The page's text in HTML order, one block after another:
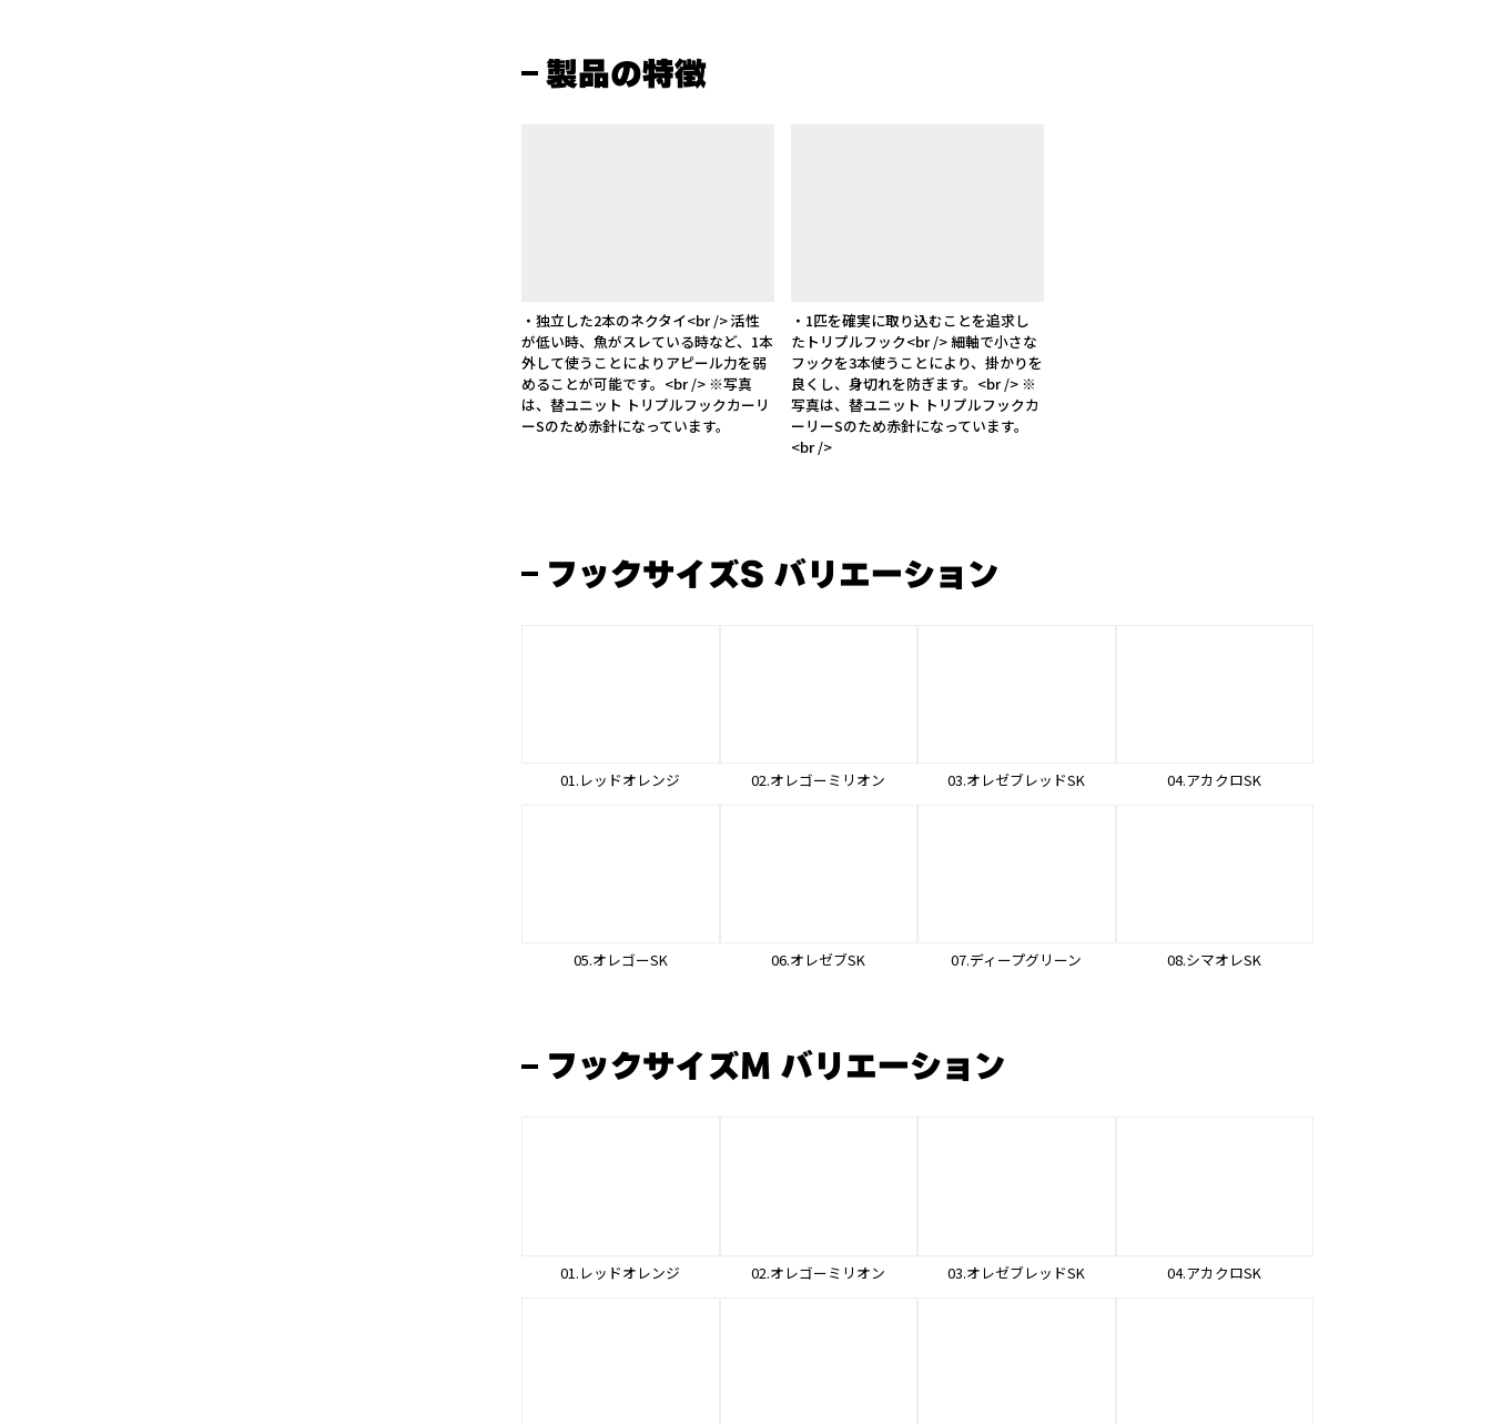
製品の特徴
・独立した2本のネクタイ<br /> 活性
が低い時、魚がスレている時など、1本
外して使うことによりアピール力を弱
めることが可能です。<br /> ※写真
は、替ユニット トリプルフックカーリ
ーSのため赤針になっています。
・1匹を確実に取り込むことを追求し
たトリプルフック<br /> 細軸で小さな
フックを3本使うことにより、掛かりを
良くし、身切れを防ぎます。<br /> ※
写真は、替ユニット トリプルフックカ
ーリーSのため赤針になっています。
<br />
フックサイズS バリエーション
01.レッドオレンジ 02.オレゴーミリオン 03.オレゼブレッドSK 04.アカクロSK
05.オレゴーSK 06.オレゼブSK 07.ディープグリーン 08.シマオレSK
フックサイズM バリエーション
01.レッドオレンジ 02.オレゴーミリオン 03.オレゼブレッドSK 04.アカクロSK